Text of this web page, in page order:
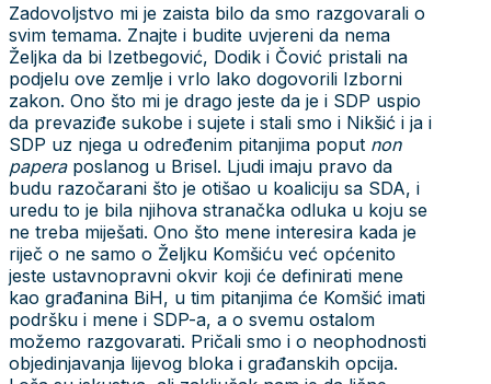
Zadovoljstvo mi je zaista bilo da smo razgovarali o
svim temama. Znajte i budite uvjereni da nema
Željka da bi Izetbegović, Dodik i Čović pristali na
podjelu ove zemlje i vrlo lako dogovorili Izborni
zakon. Ono što mi je drago jeste da je i SDP uspio
da prevaziđe sukobe i sujete i stali smo i Nikšić i ja i
SDP uz njega u određenim pitanjima poput non
papera poslanog u Brisel. Ljudi imaju pravo da
budu razočarani što je otišao u koaliciju sa SDA, i
uredu to je bila njihova stranačka odluka u koju se
ne treba miješati. Ono što mene interesira kada je
riječ o ne samo o Željku Komšiću već općenito
jeste ustavnopravni okvir koji će definirati mene
kao građanina BiH, u tim pitanjima će Komšić imati
podršku i mene i SDP-a, a o svemu ostalom
možemo razgovarati. Pričali smo i o neophodnosti
objedinjavanja lijevog bloka i građanskih opcija.